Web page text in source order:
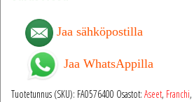
Jaa sähköpostilla
Jaa WhatsAppilla
Tuotetunnus (SKU): FA0576400 Osastot: Aseet, Franchi,